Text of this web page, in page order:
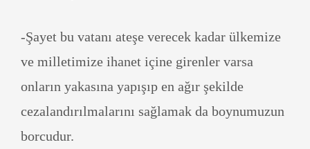
-Şayet bu vatanı ateşe verecek kadar ülkemize
ve milletimize ihanet içine girenler varsa
onların yakasına yapışıp en ağır şekilde
cezalandırılmalarını sağlamak da boynumuzun
borcudur.